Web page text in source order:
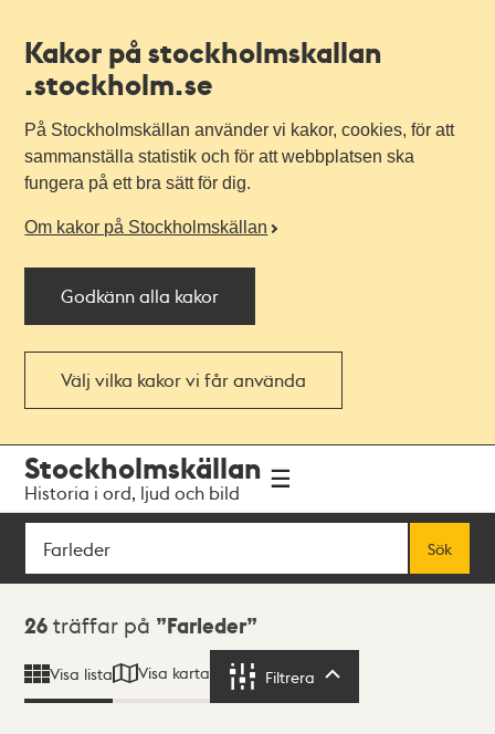
Kakor på stockholmskallan
.stockholm.se
På Stockholmskällan använder vi kakor, cookies, för att
sammanställa statistik och för att webbplatsen ska
fungera på ett bra sätt för dig.
Om kakor på Stockholmskällan
Godkänn alla kakor
Välj vilka kakor vi får använda
navigationen
huvudinnehållet
Stockholmskällan
Historia i ord, ljud och bild
Sök
Sök
Sökresultat
26 träffar på Farleder
Visa lista Visa karta Filtrera